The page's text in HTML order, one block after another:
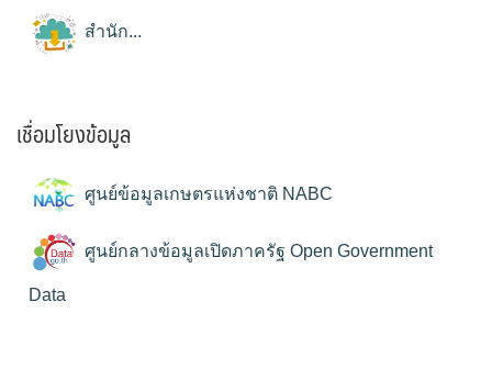
สำนัก...
เชื่อมโยงข้อมูล
ศูนย์ข้อมูลเกษตรแห่งชาติ NABC
ศูนย์กลางข้อมูลเปิดภาครัฐ Open Government
Data